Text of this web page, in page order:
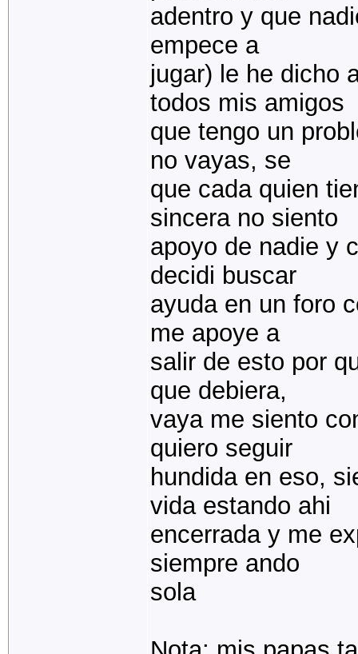
adentro y que
empece a
jugar) le he dicho
todos mis amigos
que tengo un
no vayas, se
que cada quien
sincera no siento
apoyo de nadie y
decidi buscar
ayuda en un foro
me apoye a
salir de esto por
que debiera,
vaya me siento
quiero seguir
hundida en eso,
vida estando ahi
encerrada y me
siempre ando
sola